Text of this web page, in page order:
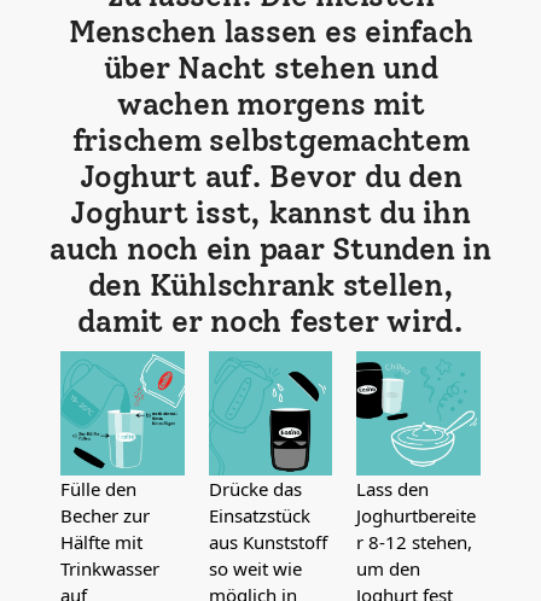
Menschen lassen es einfach
über Nacht stehen und
wachen morgens mit
frischem selbstgemachtem
Joghurt auf. Bevor du den
Joghurt isst, kannst du ihn
auch noch ein paar Stunden in
den Kühlschrank stellen,
damit er noch fester wird.
Fülle den
Becher zur
Hälfte mit
Trinkwasser
auf
Drücke das
Einsatzstück
aus Kunststoff
so weit wie
möglich in
Lass den
Joghurtbereite
r 8-12 stehen,
um den
Joghurt fest